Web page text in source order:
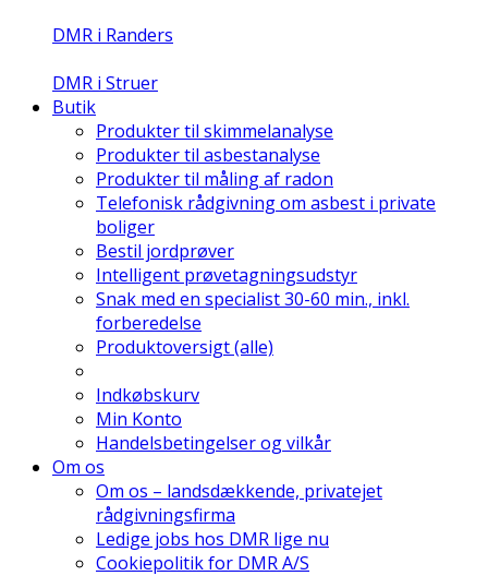
DMR i Randers
DMR i Struer
Butik
Produkter til skimmelanalyse
Produkter til asbestanalyse
Produkter til måling af radon
Telefonisk rådgivning om asbest i private
boliger
Bestil jordprøver
Intelligent prøvetagningsudstyr
Snak med en specialist 30-60 min., inkl.
forberedelse
Produktoversigt (alle)
Indkøbskurv
Min Konto
Handelsbetingelser og vilkår
Om os
Om os – landsdækkende, privatejet
rådgivningsfirma
Ledige jobs hos DMR lige nu
Cookiepolitik for DMR A/S